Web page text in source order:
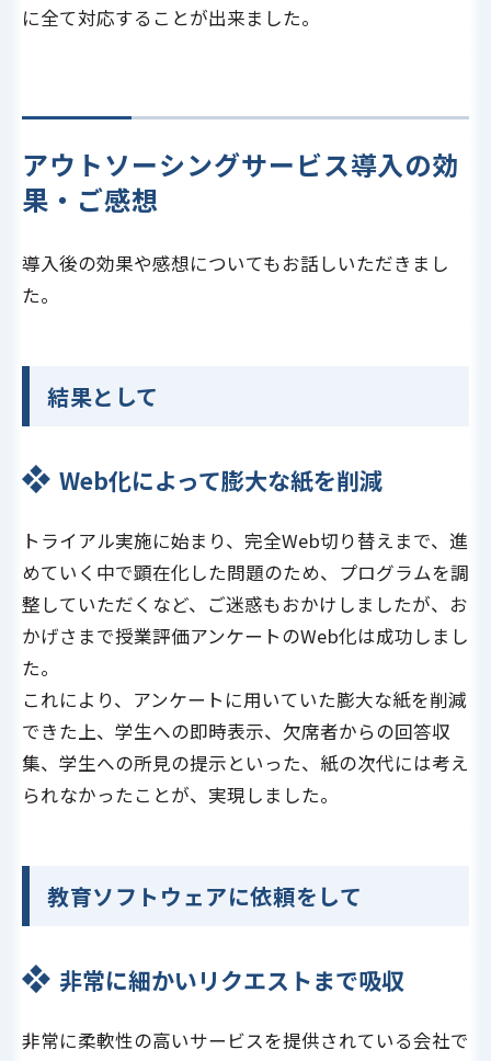
に全て対応することが出来ました。
アウトソーシングサービス導入の効
果・ご感想
導入後の効果や感想についてもお話しいただきまし
た。
結果として
Web化によって膨大な紙を削減
トライアル実施に始まり、完全Web切り替えまで、進
めていく中で顕在化した問題のため、プログラムを調
整していただくなど、ご迷惑もおかけしましたが、お
かげさまで授業評価アンケートのWeb化は成功しまし
た。
これにより、アンケートに用いていた膨大な紙を削減
できた上、学生への即時表示、欠席者からの回答収
集、学生への所見の提示といった、紙の次代には考え
られなかったことが、実現しました。
教育ソフトウェアに依頼をして
非常に細かいリクエストまで吸収
非常に柔軟性の高いサービスを提供されている会社で